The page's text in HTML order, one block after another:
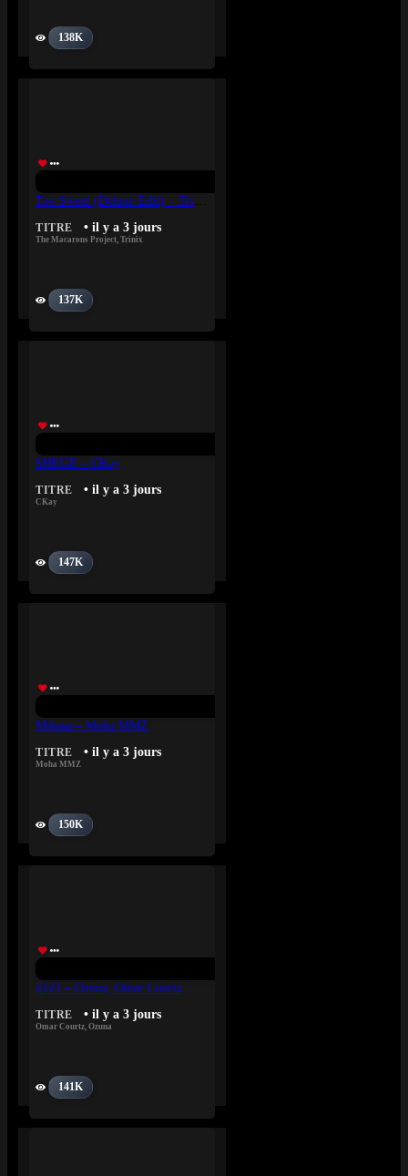
138K
TITRE • il y a 3 jours
The Macarons Project, Trinix
137K
SHEGE – CKay
TITRE • il y a 3 jours
CKay
147K
Mikasa – Moha MMZ
TITRE • il y a 3 jours
Moha MMZ
150K
ZIZI – Ozuna, Omar Courtz
TITRE • il y a 3 jours
Omar Courtz, Ozuna
141K